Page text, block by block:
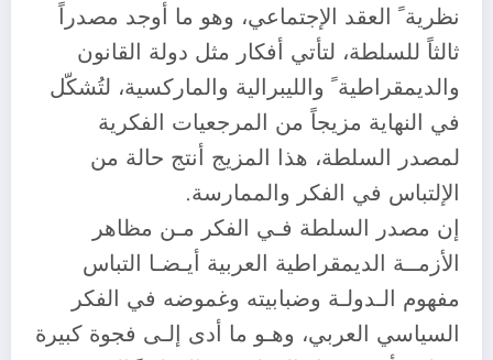
نظرية ً العقد الإجتماعي، وهو ما أوجد مصدراً
ثالثاً للسلطة، لتأتي أفكار مثل دولة القانون
والديمقراطية ً والليبرالية والماركسية، لتُشكّل
في النهاية مزيجاً من المرجعيات الفكرية
لمصدر السلطة، هذا المزيج أنتج حالة من
الإلتباس في الفكر والممارسة.
إن مصدر السلطة فـي الفكر مـن مظاهر
الأزمــة الديمقراطية العربية أيـضـا التباس
مفهوم الـدولـة وضبابيته وغموضه في الفكر
السياسي العربي، وهـو ما أدى إلـى فجوة كبيرة